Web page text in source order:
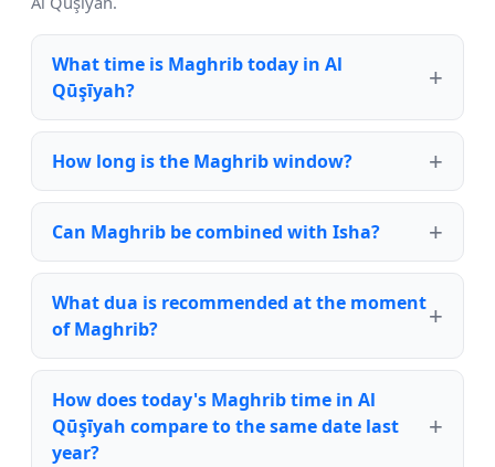
What time is Maghrib today in Al
Qūşīyah?
How long is the Maghrib window?
Can Maghrib be combined with Isha?
What dua is recommended at the moment
of Maghrib?
How does today's Maghrib time in Al
Qūşīyah compare to the same date last
year?